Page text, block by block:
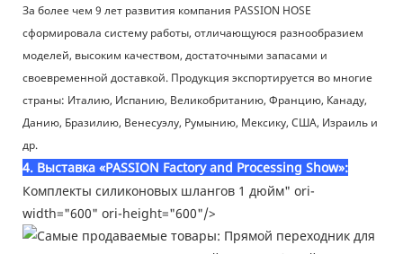
За более чем 9 лет развития компания PASSION HOSE
сформировала систему работы, отличающуюся разнообразием
моделей, высоким качеством, достаточными запасами и
своевременной доставкой. Продукция экспортируется во многие
страны: Италию, Испанию, Великобританию, Францию, Канаду,
Данию, Бразилию, Венесуэлу, Румынию, Мексику, США, Израиль и
др.
4. Выставка «PASSION Factory and Processing Show»:
Комплекты силиконовых шлангов 1 дюйм" ori-
width="600" ori-height="600"/>